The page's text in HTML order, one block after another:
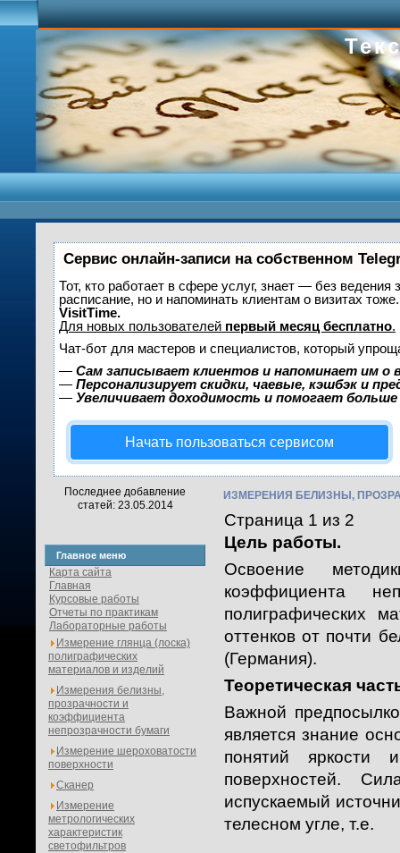
Сервис онлайн-записи на собственном
Тот, кто работает в сфере услуг, знает — без
расписание, но и напоминать клиентам о визитах
VisitTime.
Для новых пользователей первый месяц бесплатно.
Чат-бот для мастеров и специалистов, который
— Сам записывает клиентов и напоминает им о
— Персонализирует скидки, чаевые, кэшбэк и
— Увеличивает доходимость и помогает
Начать пользоваться сервисом
Последнее добавление
статей: 23.05.2014
Главное меню
Карта сайта
Главная
Курсовые работы
Отчеты по практикам
Лабораторные работы
Измерение глянца (лоска)
полиграфических
материалов и изделий
Измерения белизны,
прозрачности и
коэффициента
непрозрачности бумаги
Измерение шероховатости
поверхности
Сканер
Измерение
метрологических
характеристик
светофильтров
ИЗМЕРЕНИЯ БЕЛИЗНЫ,
Страница 1 из 2
Цель работы.
Освоение
коэффициента
полиграфических
оттенков от почти
(Германия).
Теоретическая
Важной
является знание
понятий яркости
поверхностей.
испускаемый
телесном угле, т.е.